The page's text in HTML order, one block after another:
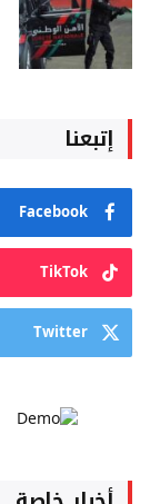
إتبعنا
Facebook
TikTok
Twitter